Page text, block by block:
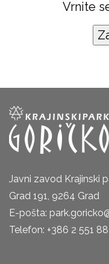
Vrnite
Javni zavod Krajinski
Grad 191, 9264 Grad
E-pošta:
Telefon: +386 2 551